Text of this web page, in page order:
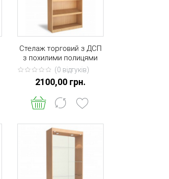
Стелаж торговий з ДСП
з похилими полицями
(задня стінка ДВП) 2000
* 900 * 400
(0 вiдгукiв)
2100,00 грн.